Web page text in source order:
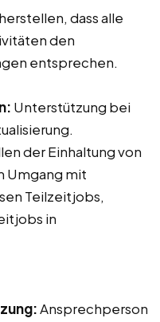
dass alle
den
entsprechen.
Unterstützung bei
der Einhaltung von
Umgang mit
Teilzeitjobs,
in
Ansprechperson